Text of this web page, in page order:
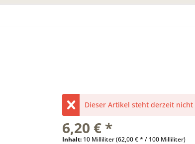
Dieser Artikel steht derzeit
6,20 € *
Inhalt: 10 Milliliter (62,00 € * / 100 Milliliter)